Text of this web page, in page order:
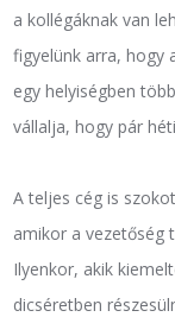
a kollégáknak van
figyelünk arra, hogy
egy helyiségben
vállalja, hogy pár
A teljes cég is
amikor a vezetőség
Ilyenkor, akik
dicséretben